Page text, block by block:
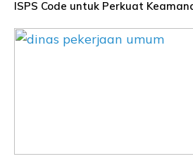
ISPS Code untuk Perkuat